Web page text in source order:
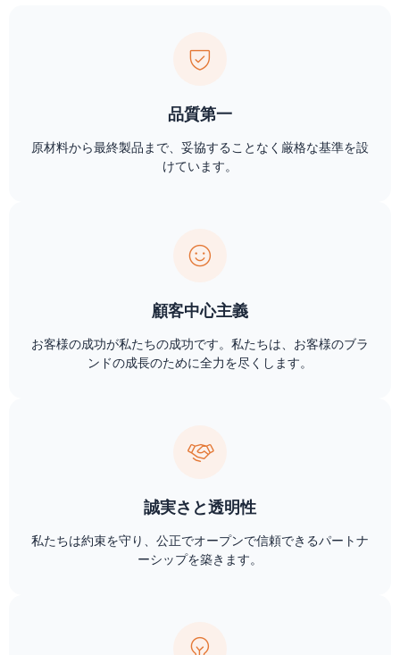
品質第一
原材料から最終製品まで、妥協することなく厳格な基準を設
けています。
顧客中心主義
お客様の成功が私たちの成功です。私たちは、お客様のブラ
ンドの成長のために全力を尽くします。
誠実さと透明性
私たちは約束を守り、公正でオープンで信頼できるパートナ
ーシップを築きます。